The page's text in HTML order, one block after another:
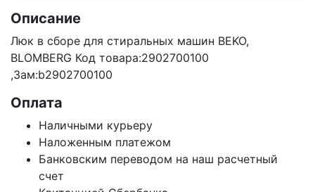
Описание
Люк в сборе для стиральных машин BEKO,
BLOMBERG Код товара:2902700100
,Зам:b2902700100
Оплата
Наличными курьеру
Наложенным платежом
Банковским переводом на наш расчетный
счет